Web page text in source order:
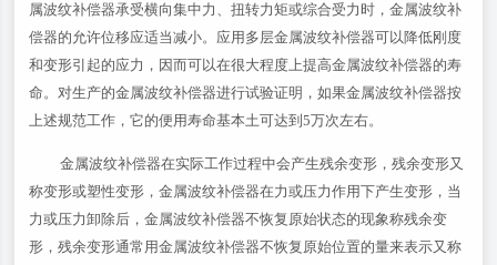
属波纹补偿器承受横向集中力、扭转力矩或综合受力时，金属波纹补
偿器的允许位移应适当减小。应用多层金属波纹补偿器可以降低刚度
和变形引起的应力，因而可以在很大程度上提高金属波纹补偿器的寿
命。对生产的金属波纹补偿器进行试验证明，如果金属波纹补偿器按
上述规范工作，它的便用寿命基本土可达到5万次左右。
金属波纹补偿器在实际工作过程中会产生残余变形，残余变形又
称变形或塑性变形，金属波纹补偿器在力或压力作用下产生变形，当
力或压力卸除后，金属波纹补偿器不恢复原始状态的现象称残余变
形，残余变形通常用金属波纹补偿器不恢复原始位置的量来表示又称